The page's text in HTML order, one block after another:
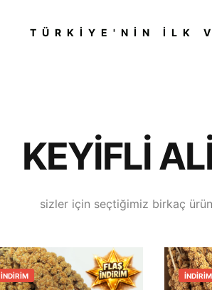
TÜRKIYE'NIN ILK
KEYIFLI
sizler için seçtiğimiz birkaç
İNDIRIM İNDIRIM